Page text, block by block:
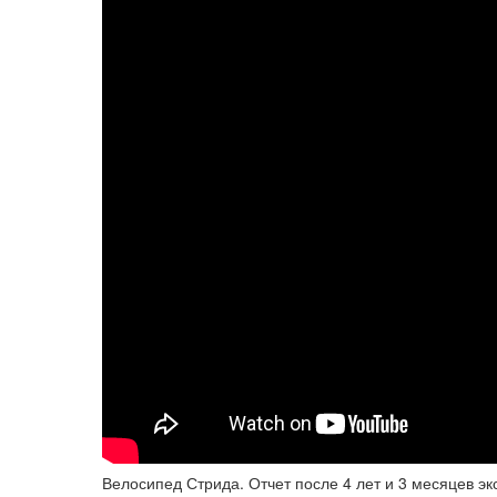
Велосипед Стрида. Отчет после 4 лет и 3 месяцев